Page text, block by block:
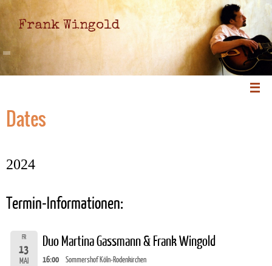
Frank Wingold
Dates
2024
Termin-Informationen:
FR
13
MAI
Duo Martina Gassmann & Frank Wingold
16:00 Sommershof Köln-Rodenkirchen